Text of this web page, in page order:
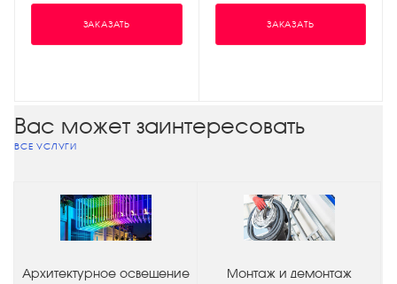
ЗАКАЗАТЬ ЗАКАЗАТЬ
Вас может заинтересовать
ВСЕ УСЛУГИ
Архитектурное освещение
Монтаж и демонтаж